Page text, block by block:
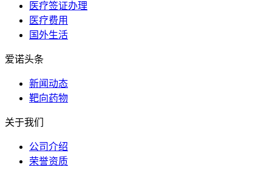
医疗签证办理
医疗费用
国外生活
爱诺头条
新闻动态
靶向药物
关于我们
公司介绍
荣誉资质